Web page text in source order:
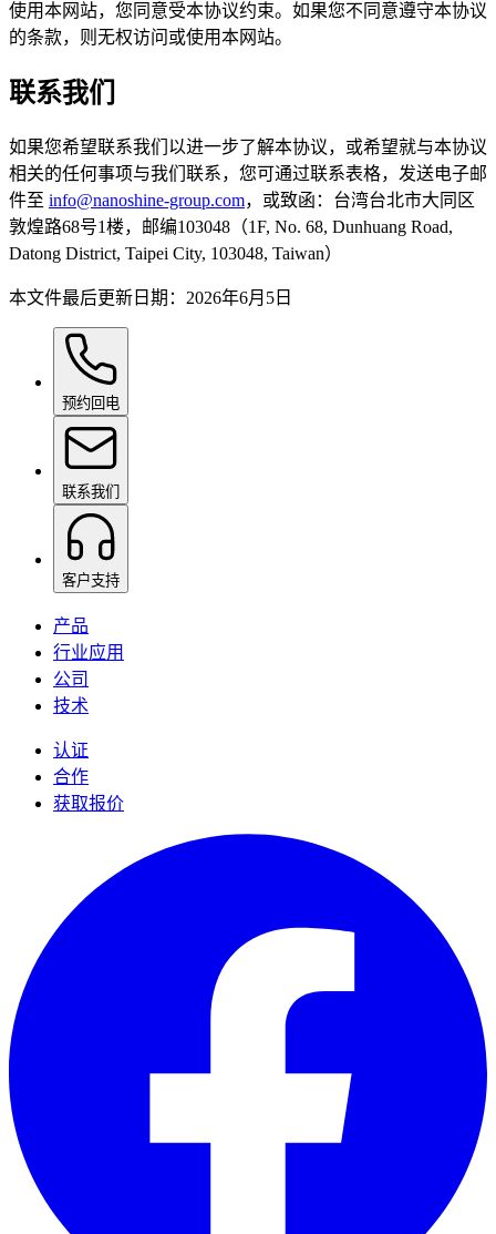
使用本网站，您同意受本协议约束。如果您不同意遵守本协议
的条款，则无权访问或使用本网站。
联系我们
如果您希望联系我们以进一步了解本协议，或希望就与本协议
相关的任何事项与我们联系，您可通过联系表格，发送电子邮
件至 info@nanoshine-group.com，或致函：台湾台北市大同区
敦煌路68号1楼，邮编103048（1F, No. 68, Dunhuang Road,
Datong District, Taipei City, 103048, Taiwan）
本文件最后更新日期：2026年6月5日
预约回电
联系我们
客户支持
产品
行业应用
公司
技术
认证
合作
获取报价